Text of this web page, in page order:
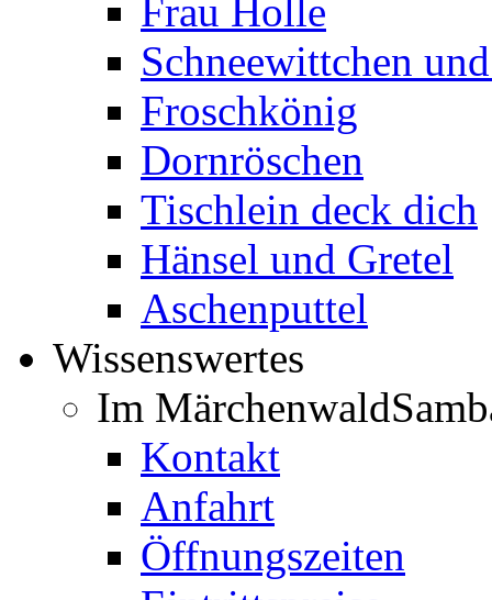
Frau Holle
Schneewittchen
Froschkönig
Dornröschen
Tischlein deck dich
Hänsel und Gretel
Aschenputtel
Wissenswertes
Im Märchenwald
Kontakt
Anfahrt
Öffnungszeiten